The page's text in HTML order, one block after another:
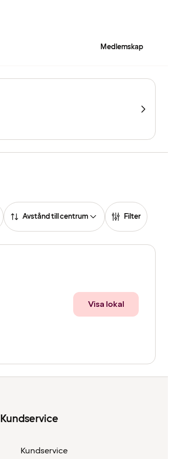
Medlemskap
Avstånd till centrum Filter
Visa lokal
Kundservice
Kundservice